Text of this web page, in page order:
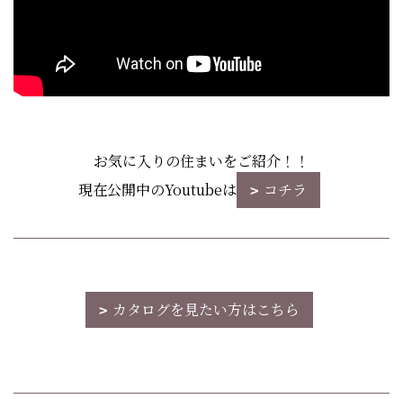
お気に入りの住まいをご紹介！！
現在公開中のYoutubeは
コチラ
カタログを見たい方はこちら